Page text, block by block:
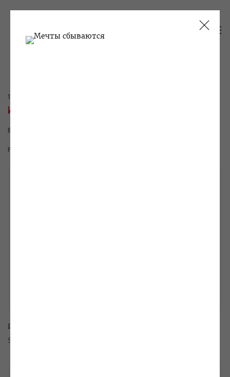
ТЕКУЩИЕ
ИВАН РАЗУМОВ, ПАВЕЛ ПЕППЕРШТЕЙН
ВЕСНА
РАБОТЫ
Pavel Pepperstein
Spring